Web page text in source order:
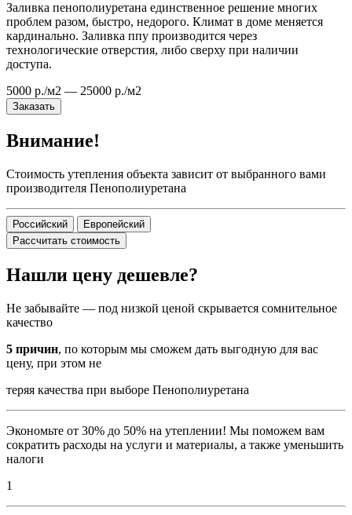
Заливка пенополиуретана единственное решение многих
проблем разом, быстро, недорого. Климат в доме меняется
кардинально. Заливка ппу производится через
технологические отверстия, либо сверху при наличии
доступа.
5000 р./м2 — 25000 р./м2
Заказать
Внимание!
Стоимость утепления объекта зависит от выбранного вами
производителя Пенополиуретана
Российский
Европейский
Рассчитать стоимость
Нашли цену дешевле?
Не забывайте — под низкой ценой скрывается сомнительное
качество
5 причин, по которым мы сможем дать выгодную для вас
цену, при этом не
теряя качества при выборе Пенополиуретана
Экономьте от 30% до 50% на утеплении! Мы поможем вам
сократить расходы на услуги и материалы, а также уменьшить
налоги
1